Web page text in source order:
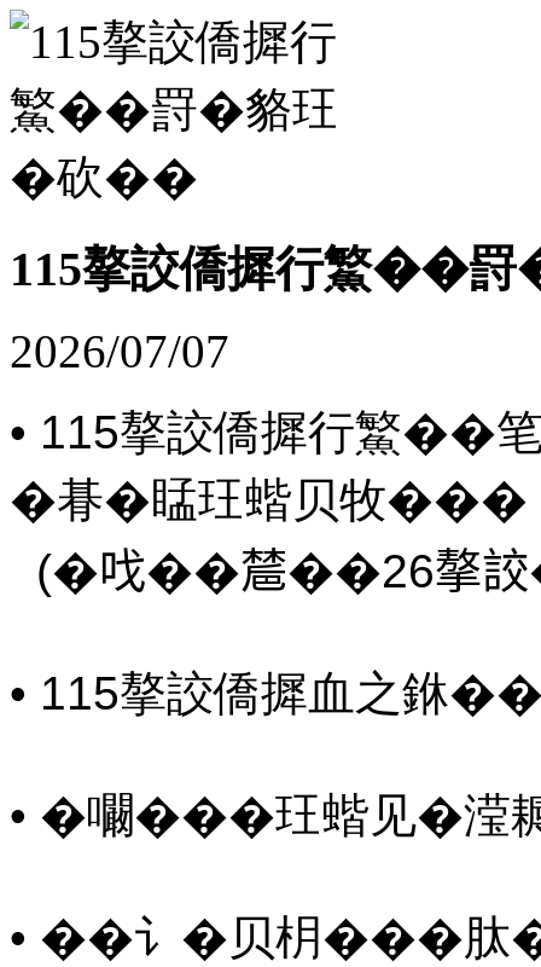
115摮詨僑摨行鰵��
2026/07/07
• 115摮詨僑摨行鰵
�朞�䁅玨蝔贝牧���
(�𠯫��㯄��26摮詨
• 115摮詨僑摨血之
• �㘚���玨蝔见�滢
• ��讠�贝枂���肽�